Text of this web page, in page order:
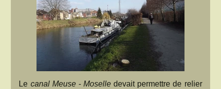
Le canal Meuse - Moselle devait permettre de relier